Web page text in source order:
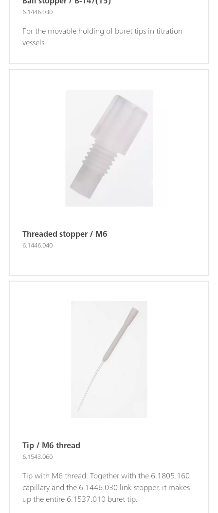
6.1446.030
For the movable holding of buret tips in titration
vessels
Threaded stopper / M6
6.1446.040
Tip / M6 thread
6.1543.060
Tip with M6 thread. Together with the 6.1805.160
capillary and the 6.1446.030 link stopper, it makes
up the entire 6.1537.010 buret tip.